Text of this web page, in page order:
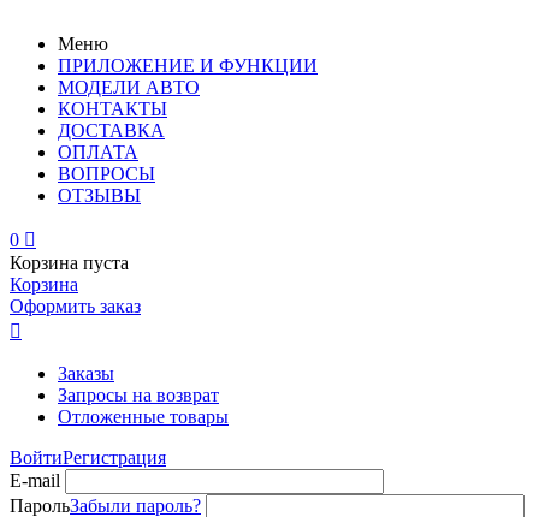
Меню
ПРИЛОЖЕНИЕ И ФУНКЦИИ
МОДЕЛИ АВТО
КОНТАКТЫ
ДОСТАВКА
ОПЛАТА
ВОПРОСЫ
ОТЗЫВЫ
0 
Корзина пуста
Корзина
Оформить заказ

Заказы
Запросы на возврат
Отложенные товары
ВойтиРегистрация
E-mail
ПарольЗабыли пароль?